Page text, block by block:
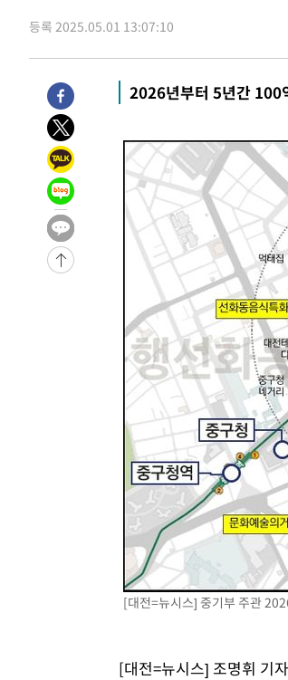
-26172초 전 >백운산서 80년근 천종산삼 9뿌리
-23882초 전 >선재도서 해루질 나섰다 실종 60
-21416초 전 >
남자 농구, 나고야 아시안게임서 '
-20792초 전 >
여수 오동도 해상서 모터보트 전
-17019초 전 >
주 날씨]
-14037초 전 >
축구협회 "압수수색·성접대 논
-12554초 전 >
[속보]'압수수색·성접대 논란'
송"
-1175초 전 >
'최고 37도' 폭염 지속…강원동해
1시간 전 >
[속보]뉴욕증시 상승 마감…S&P
등록 2025.05.01 13:07:10
2026년부터 5년간 100
[대전=뉴시스] 중기부 주관
[대전=뉴시스] 조명휘 기